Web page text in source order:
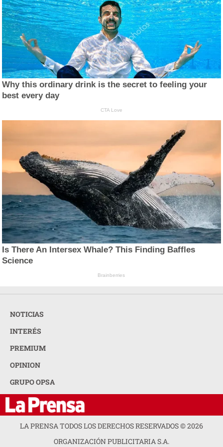
Why this ordinary drink is the secret to feeling your
best every day
CTA Love
Is There An Intersex Whale? This Finding Baffles
Science
Brainberries
NOTICIAS
INTERÉS
PREMIUM
OPINION
GRUPO OPSA
LA PRENSA TODOS LOS DERECHOS RESERVADOS ©2026
ORGANIZACIÓN PUBLICITARIA S.A.